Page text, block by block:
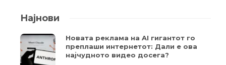
Најнови
Новата реклама на AI гигантот го
преплаши интернетот: Дали е ова
најчудното видео досега?